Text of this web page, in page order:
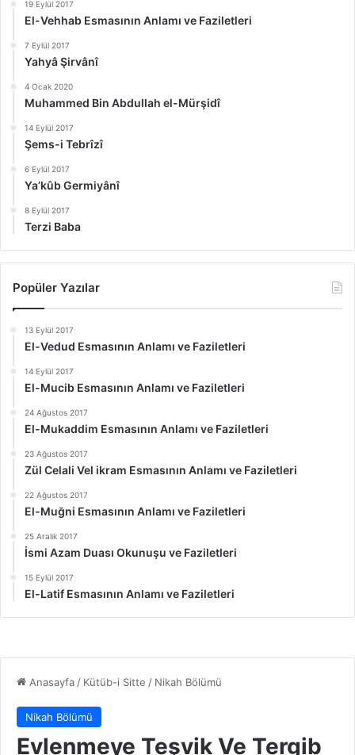
19 Eylül 2017
El-Vehhab Esmasının Anlamı ve Faziletleri
7 Eylül 2017
Yahyâ Şirvânî
4 Ocak 2020
Muhammed Bin Abdullah el-Mürşidî
14 Eylül 2017
Şems-i Tebrîzî
6 Eylül 2017
Ya’kûb Germiyânî
8 Eylül 2017
Terzi Baba
Popüler Yazılar
13 Eylül 2017
El-Vedud Esmasının Anlamı ve Faziletleri
14 Eylül 2017
El-Mucib Esmasının Anlamı ve Faziletleri
24 Ağustos 2017
El-Mukaddim Esmasının Anlamı ve Faziletleri
23 Ağustos 2017
Zül Celali Vel ikram Esmasının Anlamı ve Faziletleri
22 Ağustos 2017
El-Muğni Esmasının Anlamı ve Faziletleri
25 Aralık 2017
İsmi Azam Duası Okunuşu ve Faziletleri
15 Eylül 2017
El-Latif Esmasının Anlamı ve Faziletleri